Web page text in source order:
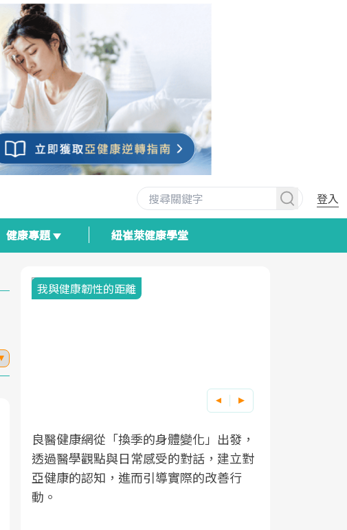
登入
健康專題 紐崔萊健康學堂
我與健康韌性的距離
良醫健康網從「換季的身體變化」出發，
透過醫學觀點與日常感受的對話，建立對
亞健康的認知，進而引導實際的改善行
動。